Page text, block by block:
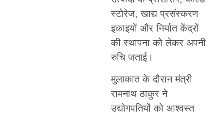
स्टोरेज, खाद्य प्रसंस्करण
इकाइयों और निर्यात केंद्रों
की स्थापना को लेकर अपनी
रुचि जताई।
मुलाकात के दौरान मंत्री
रामनाथ ठाकुर ने
उद्योगपतियों को आश्वस्त